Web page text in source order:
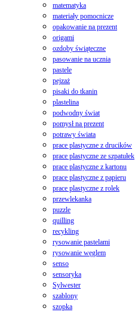
matematyka
materiały pomocnicze
opakowanie na prezent
origami
ozdoby świąteczne
pasowanie na ucznia
pastele
pejzaż
pisaki do tkanin
plastelina
podwodny świat
pomysł na prezent
potrawy świata
prace plastyczne z drucików
prace plastyczne ze szpatułek
prace plastyczne z kartonu
prace plastyczne z papieru
prace plastyczne z rolek
przewlekanka
puzzle
quilling
recykling
rysowanie pastelami
rysowanie węglem
senso
sensoryka
Sylwester
szablony
szopka